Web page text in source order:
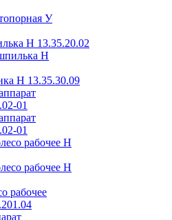
У
Н 13.35.20.02
Н
Н 13.35.30.09
01
01
рабочее Н
рабочее Н
рабочее